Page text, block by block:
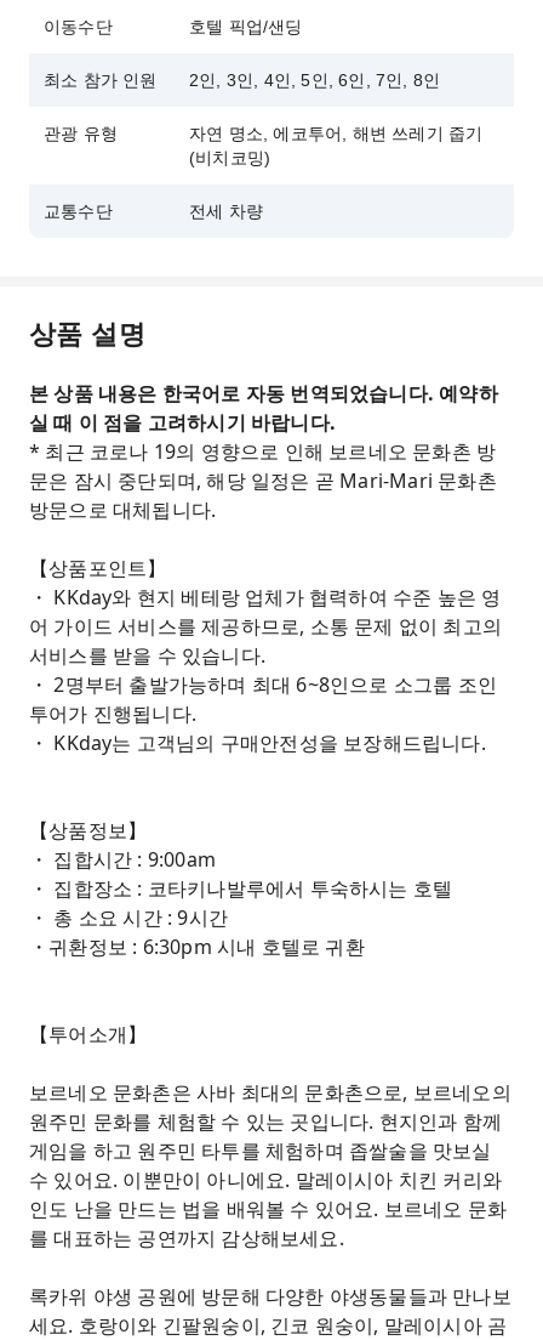
이동수단 호텔 픽업/샌딩
최소 참가 인원 2인, 3인, 4인, 5인, 6인, 7인, 8인
관광 유형
자연 명소, 에코투어, 해변 쓰레기 줍기
(비치코밍)
교통수단 전세 차량
상품 설명
본 상품 내용은 한국어로 자동 번역되었습니다. 예약하
실 때 이 점을 고려하시기 바랍니다.
* 최근 코로나 19의 영향으로 인해 보르네오 문화촌 방
문은 잠시 중단되며, 해당 일정은 곧 Mari-Mari 문화촌
방문으로 대체됩니다.
【상품포인트】
・ KKday와 현지 베테랑 업체가 협력하여 수준 높은 영
어 가이드 서비스를 제공하므로, 소통 문제 없이 최고의
서비스를 받을 수 있습니다.
・ 2명부터 출발가능하며 최대 6~8인으로 소그룹 조인
투어가 진행됩니다.
・ KKday는 고객님의 구매안전성을 보장해드립니다.
【상품정보】
・ 집합시간 : 9:00am
・ 집합장소 : 코타키나발루에서 투숙하시는 호텔
・ 총 소요 시간 : 9시간
・귀환정보 : 6:30pm 시내 호텔로 귀환
【투어소개】
보르네오 문화촌은 사바 최대의 문화촌으로, 보르네오의
원주민 문화를 체험할 수 있는 곳입니다. 현지인과 함께
게임을 하고 원주민 타투를 체험하며 좁쌀술을 맛보실
수 있어요. 이뿐만이 아니에요. 말레이시아 치킨 커리와
인도 난을 만드는 법을 배워볼 수 있어요. 보르네오 문화
를 대표하는 공연까지 감상해보세요.
록카위 야생 공원에 방문해 다양한 야생동물들과 만나보
세요. 호랑이와 긴팔원숭이, 긴코 원숭이, 말레이시아 곰